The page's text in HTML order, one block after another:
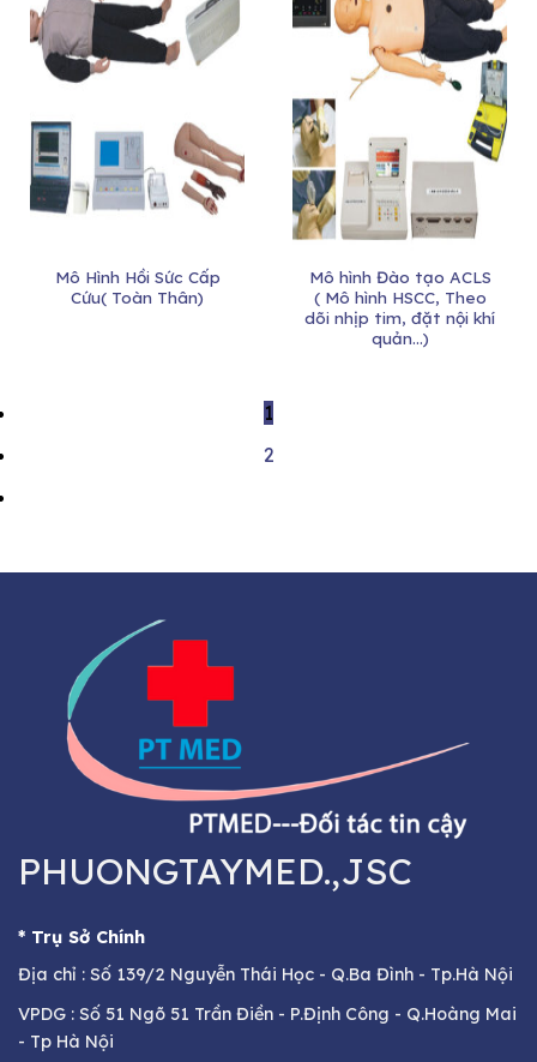
Mô Hình Hồi Sức Cấp
Cứu( Toàn Thân)
Mô hình Đào tạo ACLS
( Mô hình HSCC, Theo
dõi nhịp tim, đặt nội khí
quản…)
1
2
PHUONGTAYMED.,JSC
* Trụ Sở Chính
Địa chỉ : Số 139/2 Nguyễn Thái Học - Q.Ba Đình - Tp.Hà Nội
VPDG : Số 51 Ngõ 51 Trần Điền - P.Định Công - Q.Hoàng Mai
- Tp Hà Nội